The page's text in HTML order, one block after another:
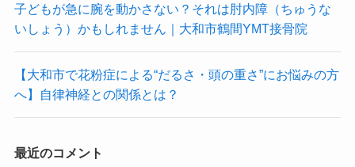
子どもが急に腕を動かさない？それは肘内障（ちゅうな
いしょう）かもしれません｜大和市鶴間YMT接骨院
【大和市で花粉症による“だるさ・頭の重さ”にお悩みの方
へ】自律神経との関係とは？
最近のコメント